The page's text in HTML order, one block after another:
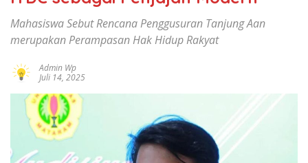
Mahasiswa Sebut Rencana Penggusuran Tanjung Aan
merupakan Perampasan Hak Hidup Rakyat
Admin Wp
Juli 14, 2025